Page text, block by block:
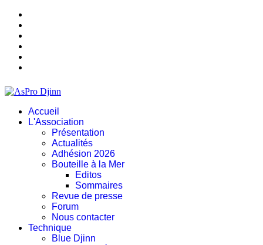
Accueil
L'Association
Présentation
Actualités
Adhésion 2026
Bouteille à la Mer
Editos
Sommaires
Revue de presse
Forum
Nous contacter
Technique
Blue Djinn